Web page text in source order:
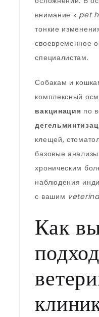
внимание к pet
тонкие
своевременное
специалистам.
Собакам и
комплексный
вакцинация по
клещей,
базовые
хроническим
наблюдения
с вашим
Как